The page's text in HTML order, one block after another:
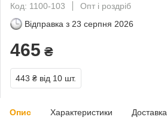
Код: 1100-103
Опт і роздріб
Відправка з 23 серпня 2026
465 ₴
443 ₴ від 10 шт.
Опис Характеристики Доставка